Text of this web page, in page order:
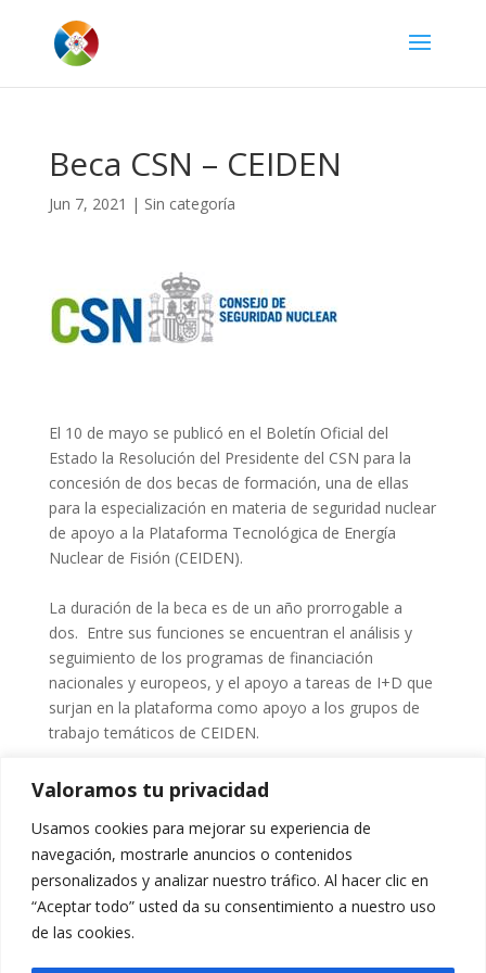
Valoramos tu privacidad
Usamos cookies para mejorar su experiencia de
navegación, mostrarle anuncios o contenidos
personalizados y analizar nuestro tráfico. Al hacer clic en
“Aceptar todo” usted da su consentimiento a nuestro uso
de las cookies.
Beca CSN – CEIDEN
Jun 7, 2021 | Sin categoría
El 10 de mayo se publicó en el Boletín Oficial del
Estado la Resolución del Presidente del CSN para la
concesión de dos becas de formación, una de ellas
para la especialización en materia de seguridad nuclear
de apoyo a la Plataforma Tecnológica de Energía
Nuclear de Fisión (CEIDEN).
La duración de la beca es de un año prorrogable a
dos. Entre sus funciones se encuentran el análisis y
seguimiento de los programas de financiación
nacionales y europeos, y el apoyo a tareas de I+D que
surjan en la plataforma como apoyo a los grupos de
trabajo temáticos de CEIDEN.
La beca ha sido concedida a Álvaro González Escapa,
graduado en Ingeniería Industrial por la UPM, y que
actualmente está finalizando sus estudios del Doble
Máster en Ingeniería Industrial y Ciencia y Tecnología
Nuclear, también en la UPM. Uno de sus dos Trabajos
de Fin de Máster trata sobre métodos de
discretización espacial en códigos termohidráulicos de